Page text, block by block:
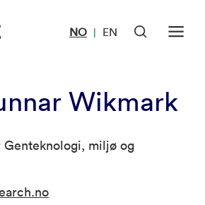
NO | EN
Wikmark
Genteknologi, miljø og